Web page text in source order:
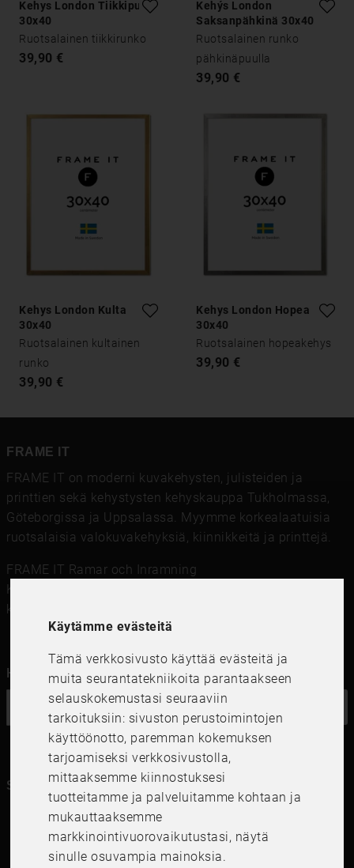
Käytämme evästeitä
Tämä verkkosivusto käyttää evästeitä ja
muita seurantatekniikoita parantaakseen
selauskokemustasi seuraaviin
tarkoituksiin: sivuston perustoimintojen
käyttöönotto, paremman kokemuksen
tarjoamiseksi verkkosivustolla,
mittaaksemme kiinnostuksesi
tuotteitamme ja palveluitamme kohtaan ja
mukauttaaksemme
markkinointivuorovaikutustasi, näytä
sinulle osuvampia mainoksia.
Kehys London Tiikkipuu
30x40
Ruotsalainen tiikkirunko
39,90 €
Kehýs London
Saksanpähkinä 30x40
Ruotsalainen runko
pähkinäpuulla
39,90 €
Kehys London Kulta
30x40
Ruotsalainen kultainen
runko
39,90 €
Kehys London Hopea
30x40
Ruotsalainen hopeakehys
39,90 €
FRAME IT
FRAME IT on moderni kuvakehysten, julisteiden ja
printtien sekä kehystysten kehyskauppa Tukholmassa,
Göteborgissa ja Uppsalassa. Myymme korkealaatuisia
ruotsalaisia ​​valokuvakehyksiä, kiinnikkeitä ja printtejä.
FRAME IT Ramar och Inramning
Kungsgatan 41,111 56 Stockholm
kundservice@frameit.se
Haluatko uutiskirjeemme?
Seuraa meitä kanavillasi